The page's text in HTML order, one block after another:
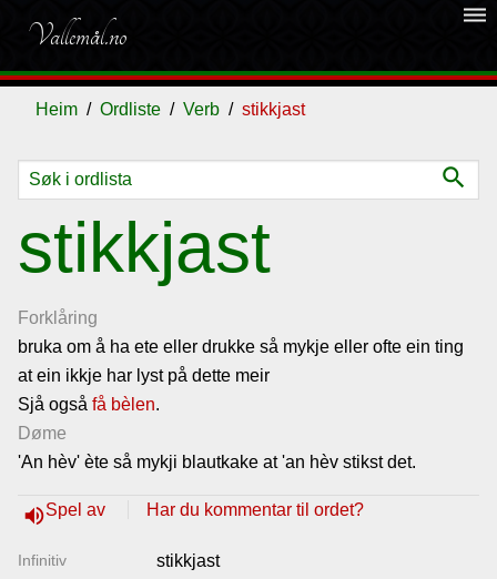
Vallemål.no
dehaze
Heim Ordliste Verb stikkjast
search
stikkjast
Forklåring
bruka om å ha ete eller drukke så mykje eller ofte ein ting
at ein ikkje har lyst på dette meir
Sjå også få bèlen.
Døme
'An hèv' ète så mykji blautkake at 'an hèv stikst det.
volume_upSpel av Har du kommentar til ordet?
Infinitiv stikkjast
Ordliste
Om
vallemålet
Gjestebok
Nyhende
Lenkjer